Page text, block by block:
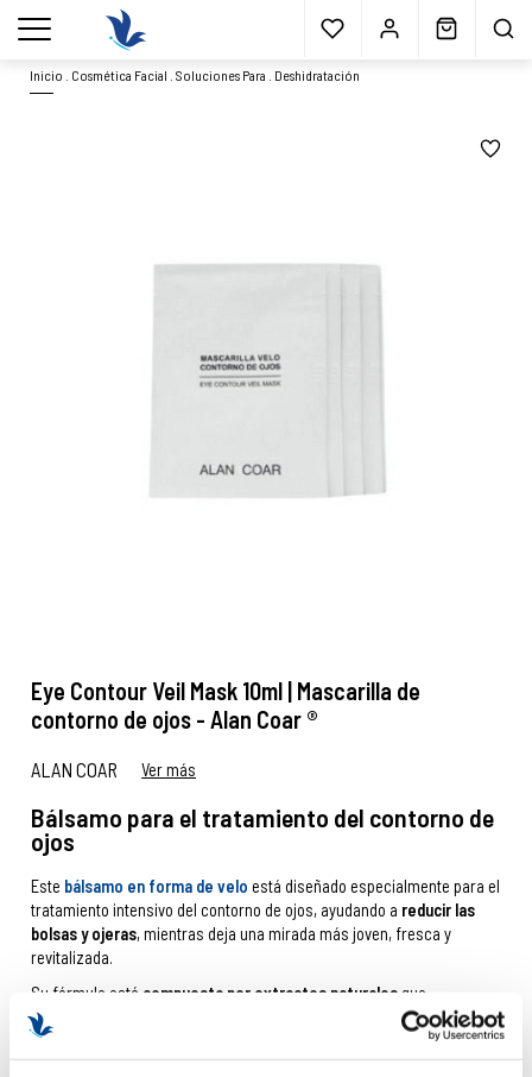
Envío gratisa partir 40€* Muestras gratis Blog
menu
Inicio Cosmética Facial .Soluciones Para Deshidratación
Eye Contour Veil Mask 10ml | Mascarilla de
contorno de ojos - Alan Coar ®
ALAN COAR Ver más
Bálsamo para el tratamiento del contorno de
ojos
Este bálsamo en forma de velo está diseñado especialmente para el
tratamiento intensivo del contorno de ojos, ayudando a reducir las
bolsas y ojeras, mientras deja una mirada más joven, fresca y
revitalizada.
Su fórmula está compuesta por extractos naturales que
proporcionan una acción inmediata y efectiva.